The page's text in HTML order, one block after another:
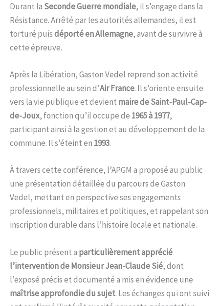
Durant la Seconde Guerre mondiale, il s’engage dans la
Résistance. Arrêté par les autorités allemandes, il est
torturé puisdéporté en Allemagne, avant de survivre à
cette épreuve.
Après la Libération, Gaston Vedel reprend son activité
professionnelle au sein d’Air France. Il s’oriente ensuite
vers la vie publique et devient maire de Saint-Paul-Cap-
de-Joux, fonction qu’il occupe de 1965 à 1977,
participant ainsi à la gestion et au développement de la
commune. Il s’éteint en 1993.
À travers cette conférence, l’APGM a proposé au public
une présentation détaillée du parcours de Gaston
Vedel, mettant en perspective ses engagements
professionnels, militaires et politiques, et rappelant son
inscription durable dans l’histoire locale et nationale.
Le public présent a particulièrement apprécié
l’intervention de Monsieur Jean-Claude Sié, dont
l’exposé précis et documenté a mis en évidence une
maîtrise approfondie du sujet. Les échanges qui ont suivi